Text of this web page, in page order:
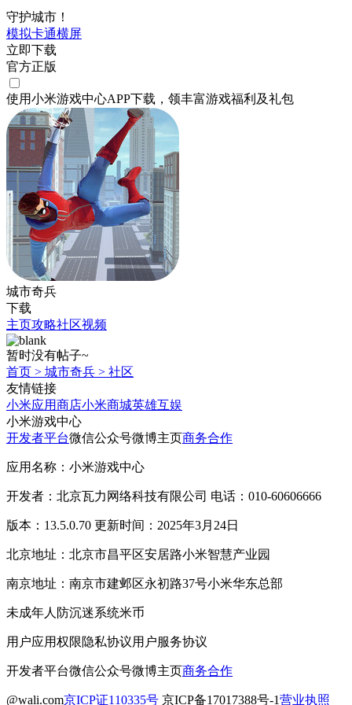
守护城市！
模拟卡通横屏
立即下载
官方正版
使用小米游戏中心APP下载 ，领丰富游戏福利 及礼包
城市奇兵
下载
主页攻略社区视频
暂时没有帖子~
首页 > 城市奇兵 > 社区
友情链接
小米应用商店小米商城英雄互娱
小米游戏中心
开发者平台微信公众号微博主页商务合作
应用名称：小米游戏中心
开发者：北京瓦力网络科技有限公司 电话：010-60606666
版本：13.5.0.70 更新时间：2025年3月24日
北京地址：北京市昌平区安居路小米智慧产业园
南京地址：南京市建邺区永初路37号小米华东总部
未成年人防沉迷系统米币
用户应用权限隐私协议用户服务协议
开发者平台微信公众号微博主页商务合作
@wali.com京ICP证110335号 京ICP备17017388号-1营业执照